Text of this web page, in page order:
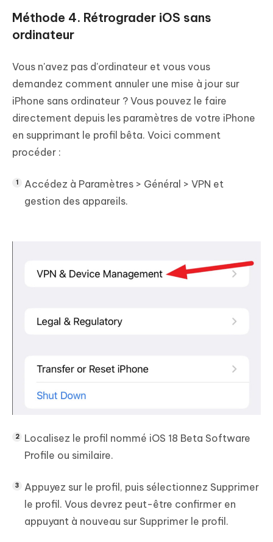
Méthode 4. Rétrograder iOS sans
ordinateur
Vous n'avez pas d'ordinateur et vous vous
demandez comment annuler une mise à jour sur
iPhone sans ordinateur ? Vous pouvez le faire
directement depuis les paramètres de votre iPhone
en supprimant le profil bêta. Voici comment
procéder :
Accédez à Paramètres > Général > VPN et
gestion des appareils.
Localisez le profil nommé iOS 18 Beta Software
Profile ou similaire.
Appuyez sur le profil, puis sélectionnez Supprimer
le profil. Vous devrez peut-être confirmer en
appuyant à nouveau sur Supprimer le profil.